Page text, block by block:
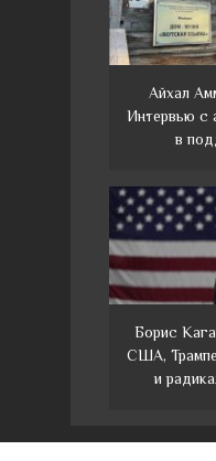
Айхал
Интервью с
в
Борис
США,
и